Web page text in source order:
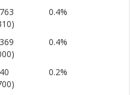
0.4%
0.4%
0.2%